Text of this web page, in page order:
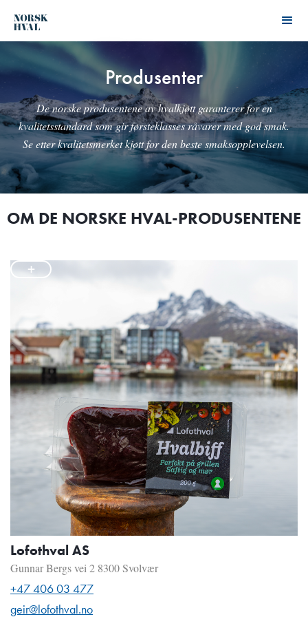
Produsenter
De norske produsentene av hvalkjøtt garanterer for en
kvalitetsstandard som gir førsteklasses råvarer med god smak.
Se etter kvalitetsmerket kjøtt for den beste smaksopplevelsen.
OM DE NORSKE HVAL-PRODUSENTENE
+
Lofothval AS
Gunnar Bergs vei 2 8300 Svolvær
+47 406 03 477
geir@lofothval.no